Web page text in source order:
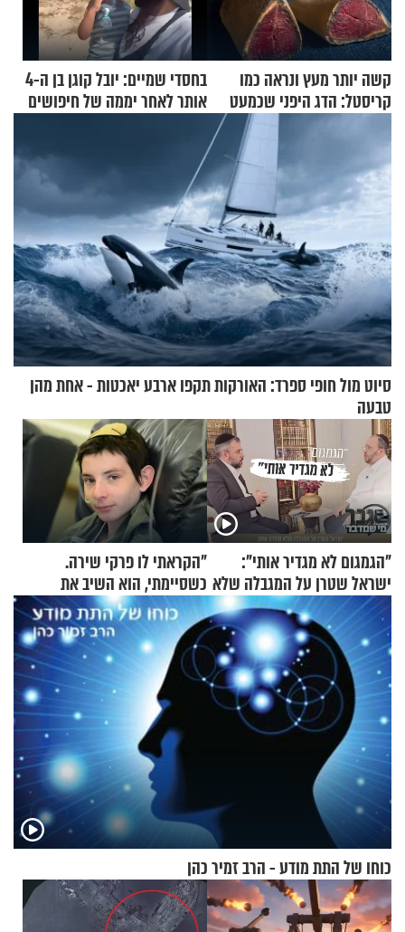
קשה יותר מעץ ונראה כמו
קריסטל: הדג היפני שכמעט
בלתי אפשרי לחתוך
בחסדי שמיים: יובל קוגן בן ה-4
אותר לאחר יממה של חיפושים
סיוט מול חופי ספרד: האורקות תקפו ארבע יאכטות - אחת מהן
טבעה
"הגמגום לא מגדיר אותי":
ישראל שטרן על המגבלה שלא
עוצרת אותו
"הקראתי לו פרקי שירה.
כשסיימתי, הוא השיב את
נשמתו לבורא"
כוחו של התת מודע - הרב זמיר כהן